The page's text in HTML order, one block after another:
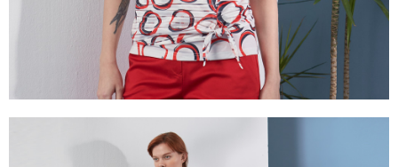
１．透過由恩沛科技股份有限公司提供之「AFTEE先享後付」服務完成之交
易，需依本服務之必要範圍內提供個人資料，並將交易相關給付款項請求債
權轉讓予恩沛科技股份有限公司。
２．關於個人資料處理事宜，請瀏覽以下網址：
https://aftee.tw/terms/#terms3
３．未成年的使用者請事先徵得法定代理人或監護人之同意方可使用
４．使用「AFTEE先享後付」時，將依據個別帳號之用戶狀況，依本公司即
時審查核予不同之上限額度；若仍有額度不足之情形，本公司將視審查結果